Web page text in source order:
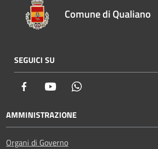
Comune di Qualiano
SEGUICI SU
Facebook Youtube
AMMINISTRAZIONE
Organi di Governo